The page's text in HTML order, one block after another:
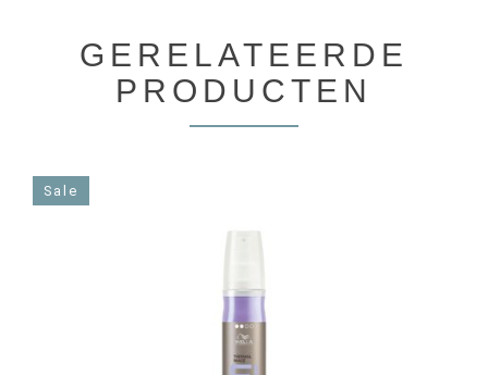
GERELATEERDE
PRODUCTEN
Sale